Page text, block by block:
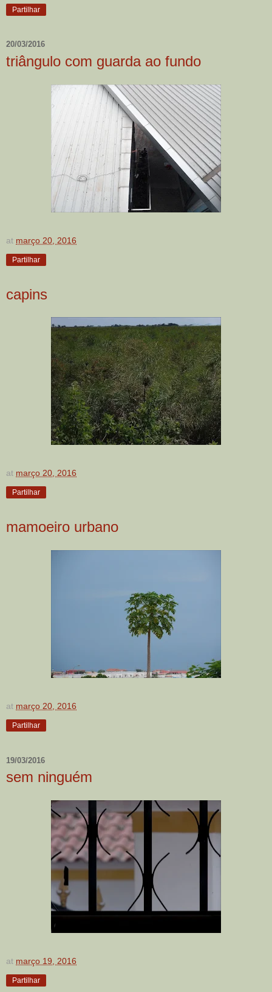
Partilhar
20/03/2016
triângulo com guarda ao fundo
at março 20, 2016
Partilhar
capins
at março 20, 2016
Partilhar
mamoeiro urbano
at março 20, 2016
Partilhar
19/03/2016
sem ninguém
at março 19, 2016
Partilhar